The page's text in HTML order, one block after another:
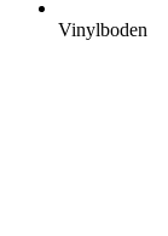
Vinylboden